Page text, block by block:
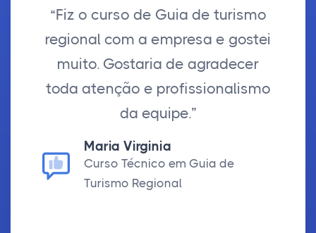
“Fiz o curso de Guia de turismo
regional com a empresa e gostei
muito. Gostaria de agradecer
toda atenção e profissionalismo
da equipe.”
Maria Virginia
Curso Técnico em Guia de
Turismo Regional